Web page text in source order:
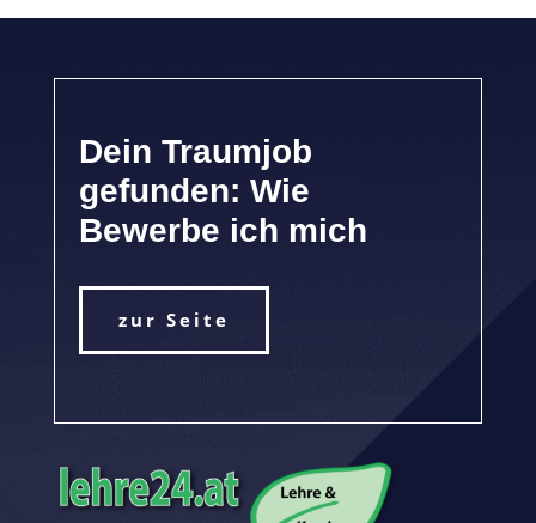
Dein Traumjob
gefunden: Wie
Bewerbe ich mich
zur Seite